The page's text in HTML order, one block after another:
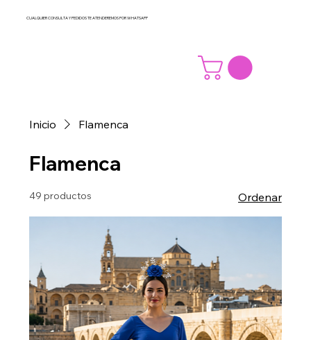
CUALQUIER CONSULTA Y PEDIDOS TE ATENDEREMOS POR WHATSAPP
Inicio Flamenca
Flamenca
49 productos Ordenar